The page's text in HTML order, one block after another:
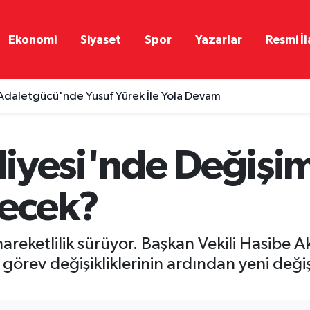
Ekonomi Siyaset Spor Yazarlar Resmi
Yusuf Yürek İle Yola Devam
sürüyor. Başkan Vekili Hasibe
değişikliklerinin ardından yeni